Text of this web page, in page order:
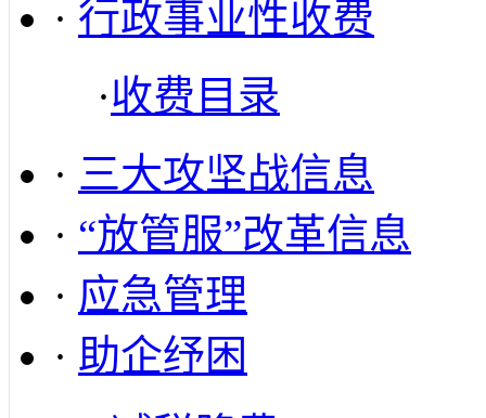
· 行政事业性收费
·收费目录
· 三大攻坚战信息
· “放管服”改革信息
· 应急管理
· 助企纾困